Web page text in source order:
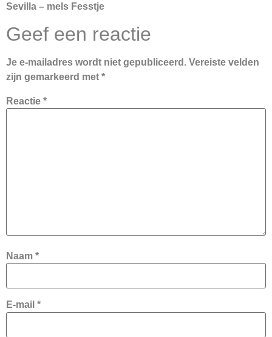
Sevilla – mels Fesstje
Geef een reactie
Je e-mailadres wordt niet gepubliceerd. Vereiste velden
zijn gemarkeerd met *
Reactie *
Naam *
E-mail *